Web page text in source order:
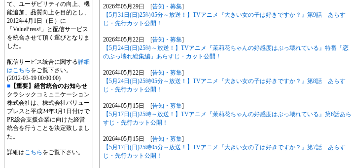
て、ユーザビリティの向上、機
能追加、品質向上を目的とし、
2012年4月1日（日）に
「ValuePress!」と配信サービス
を統合させて頂く運びとなりま
した。
配信サービス統合に関する詳細
はこちら をご覧下さい。
(2012-03-19 00:00:00)
■ 【重要】経営統合のお知らせ
クラシックコミュニケーション
株式会社は、株式会社バリュー
プレスと平成24年3月1日付けで
PR総合支援企業に向けた経営
統合を行うことを決定致しまし
た。
詳細はこちら をご覧下さい。
2026年05月29日 [告知・募集]
【5月31日(日)25時05分～放送！】TVアニメ『大きい女の子は好きですか？』第9話 あらす
じ・先行カット公開！
2026年05月22日 [告知・募集]
【5月24日(日)25時～放送！】TVアニメ『茉莉花ちゃんの好感度はぶっ壊れている』特番「恋
のぶっ壊れ総集編」あらすじ・カット公開！
2026年05月22日 [告知・募集]
【5月24日(日)25時05分～放送！】TVアニメ『大きい女の子は好きですか？』第8話 あらす
じ・先行カット公開！
2026年05月15日 [告知・募集]
【5月17日(日)25時～放送！】TVアニメ『茉莉花ちゃんの好感度はぶっ壊れている』第6話あら
すじ・先行カット公開！
2026年05月15日 [告知・募集]
【5月17日(日)25時05分～放送！】TVアニメ『大きい女の子は好きですか？』第7話 あらす
じ・先行カット公開！